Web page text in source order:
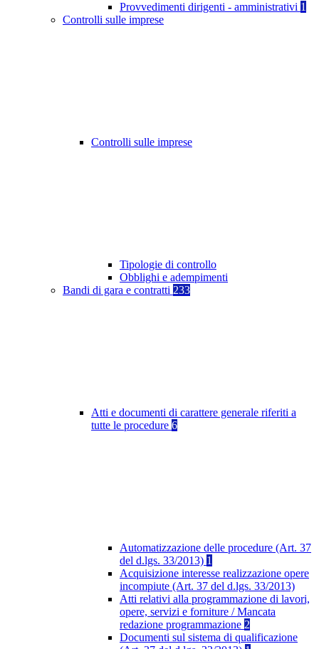
Provvedimenti dirigenti - amministrativi 1
Controlli sulle imprese
Controlli sulle imprese
Tipologie di controllo
Obblighi e adempimenti
Bandi di gara e contratti 233
Atti e documenti di carattere generale riferiti a
tutte le procedure 6
Automatizzazione delle procedure (Art. 37
del d.lgs. 33/2013) 1
Acquisizione interesse realizzazione opere
incompiute (Art. 37 del d.lgs. 33/2013)
Atti relativi alla programmazione di lavori,
opere, servizi e forniture / Mancata
redazione programmazione 2
Documenti sul sistema di qualificazione